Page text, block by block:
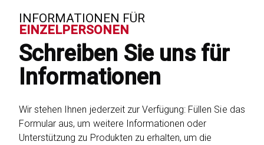
INFORMATIONEN FÜR
EINZELPERSONEN
Schreiben Sie uns für
Informationen
Wir stehen Ihnen jederzeit zur Verfügung: Füllen Sie das
Formular aus, um weitere Informationen oder
Unterstützung zu Produkten zu erhalten, um die